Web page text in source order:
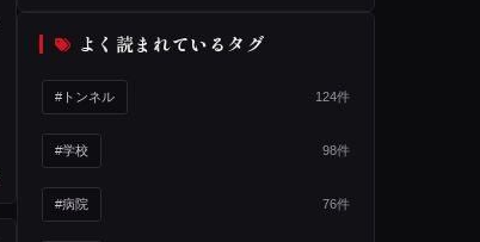
よく読まれているタグ
#トンネル 124件
#学校 98件
#病院 76件